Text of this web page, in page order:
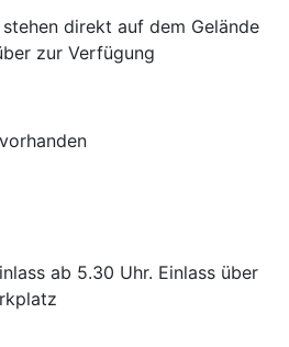
direkt auf dem Gelände
zur Verfügung
ab 5.30 Uhr. Einlass über